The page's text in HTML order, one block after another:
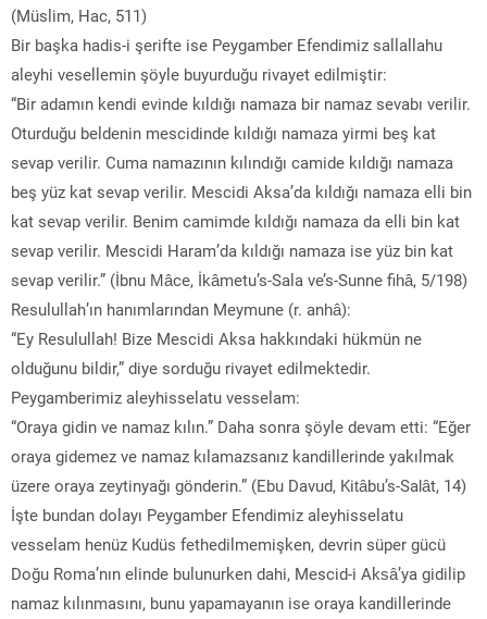
(Müslim, Hac, 511)
Bir başka hadis-i şerifte ise Peygamber Efendimiz sallallahu
aleyhi vesellemin şöyle buyurduğu rivayet edilmiştir:
“Bir adamın kendi evinde kıldığı namaza bir namaz sevabı verilir.
Oturduğu beldenin mescidinde kıldığı namaza yirmi beş kat
sevap verilir. Cuma namazının kılındığı camide kıldığı namaza
beş yüz kat sevap verilir. Mescidi Aksa’da kıldığı namaza elli bin
kat sevap verilir. Benim camimde kıldığı namaza da elli bin kat
sevap verilir. Mescidi Haram’da kıldığı namaza ise yüz bin kat
sevap verilir.” (İbnu Mâce, İkâmetu’s-Sala ve’s-Sunne fihâ, 5/198)
Resulullah’ın hanımlarından Meymune (r. anhâ):
“Ey Resulullah! Bize Mescidi Aksa hakkındaki hükmün ne
olduğunu bildir,” diye sorduğu rivayet edilmektedir.
Peygamberimiz aleyhisselatu vesselam:
“Oraya gidin ve namaz kılın.” Daha sonra şöyle devam etti: “Eğer
oraya gidemez ve namaz kılamazsanız kandillerinde yakılmak
üzere oraya zeytinyağı gönderin.” (Ebu Davud, Kitâbu’s-Salât, 14)
İşte bundan dolayı Peygamber Efendimiz aleyhisselatu
vesselam henüz Kudüs fethedilmemişken, devrin süper gücü
Doğu Roma’nın elinde bulunurken dahi, Mescid-i Aksâ’ya gidilip
namaz kılınmasını, bunu yapamayanın ise oraya kandillerinde